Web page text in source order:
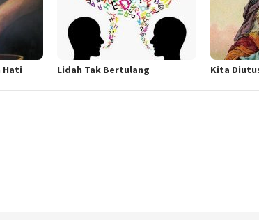
Hati Lidah Tak Bertulang Kita